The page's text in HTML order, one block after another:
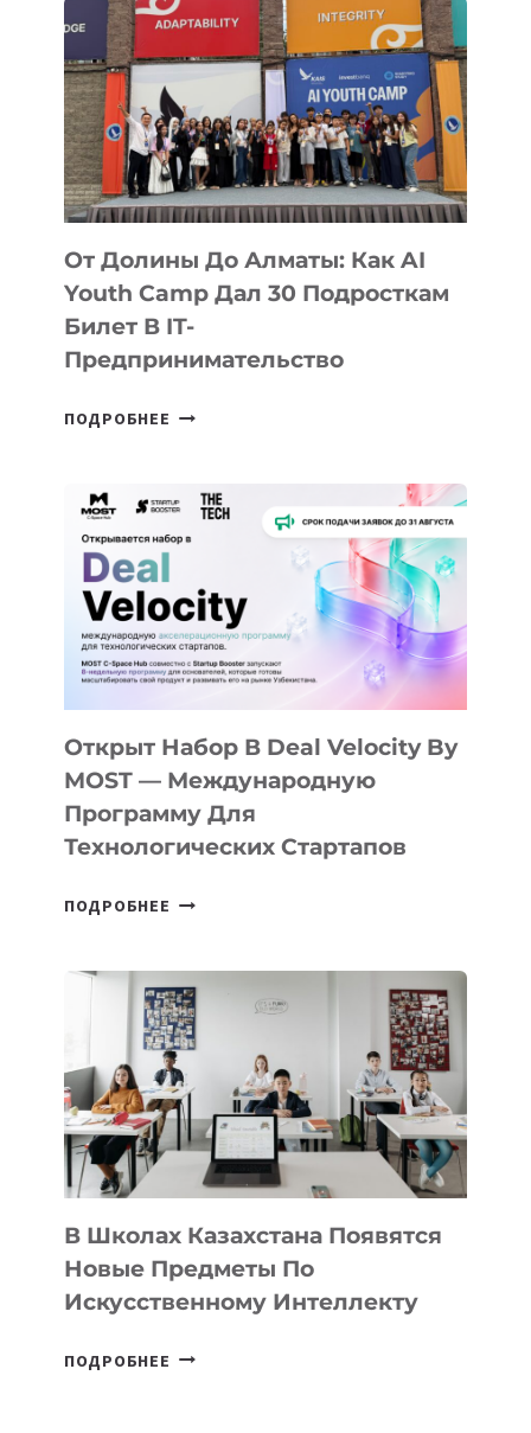
От Долины До Алматы: Как AI
Youth Camp Дал 30 Подросткам
Билет В IT-
Предпринимательство
ПОДРОБНЕЕ ОТ
АЛМАТЫ:
КАК
AI
YOUTH
CAMP
ДАЛ
30
ПОДРОСТКАМ
БИЛЕТ
В
ПРЕДПРИНИМАТЕЛЬСТВО
Открыт Набор В Deal Velocity By
MOST — Международную
Программу Для
Технологических Стартапов
ПОДРОБНЕЕ ОТКРЫТ
DEAL
VELOCITY
BY
MOST
—
МЕЖДУНАРОДНУЮ
ПРОГРАММУ
ДЛЯ
ТЕХНОЛОГИЧЕСКИХ
В Школах Казахстана Появятся
Новые Предметы По
Искусственному Интеллекту
ПОДРОБНЕЕ